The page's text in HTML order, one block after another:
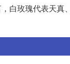
白玫瑰代表天真